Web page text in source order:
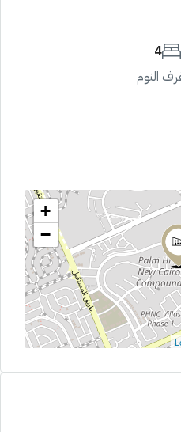
4
النوم
+
−